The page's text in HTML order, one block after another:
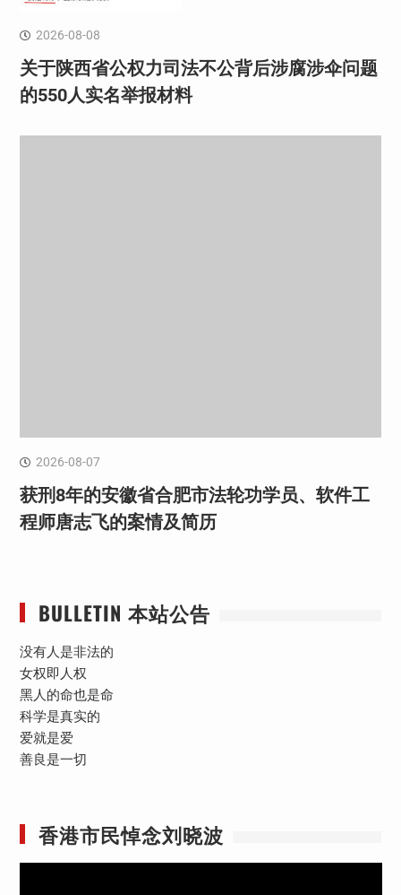
2026-08-08
关于陕西省公权力司法不公背后涉腐涉伞问题
的550人实名举报材料
2026-08-07
获刑8年的安徽省合肥市法轮功学员、软件工
程师唐志飞的案情及简历
BULLETIN 本站公告
没有人是非法的
女权即人权
黑人的命也是命
科学是真实的
爱就是爱
善良是一切
香港市民悼念刘晓波